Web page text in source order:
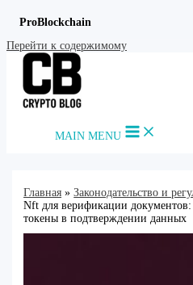
ProBlockchain
Перейти к содержимому
MAIN MENU
Главная
Законодательство и
Nft для верификации
токены в подтверждении данных